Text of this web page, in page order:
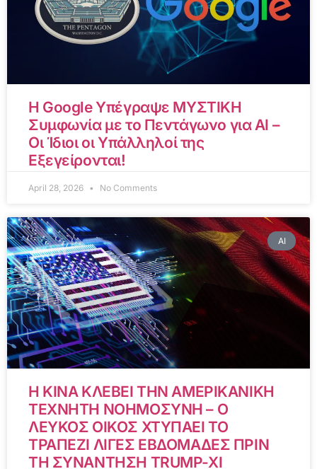
Η Google Υπέγραψε ΜΥΣΤΙΚΗ
Συμφωνία με το Πεντάγωνο για AI –
Οι Ίδιοι οι Υπάλληλοί της
Εξεγείρονται!
April 28, 2026 No Comments
AI
Η ΚΙΝΑ ΚΛΕΒΕΙ ΤΗΝ ΑΜΕΡΙΚΑΝΙΚΗ
ΤΕΧΝΗΤΗ ΝΟΗΜΟΣΥΝΗ – Ο
ΛΕΥΚΟΣ ΟΙΚΟΣ ΧΤΥΠΑΕΙ ΤΟ
ΤΡΑΠΕΖΙ ΛΙΓΕΣ ΕΒΔΟΜΑΔΕΣ ΠΡΙΝ
ΤΗ ΣΥΝΑΝΤΗΣΗ TRUMP-XI